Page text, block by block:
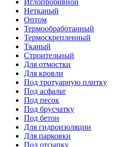
Иглопробивной
Нетканый
Оптом
Термообработанный
Термоскрепленный
Тканый
Строительный
Для отмостки
Для кровли
Под тротуарную плитку
Под асфальт
Под песок
Под брусчатку
Под бетон
Для гидроизоляции
Для парковки
Под отсыпку